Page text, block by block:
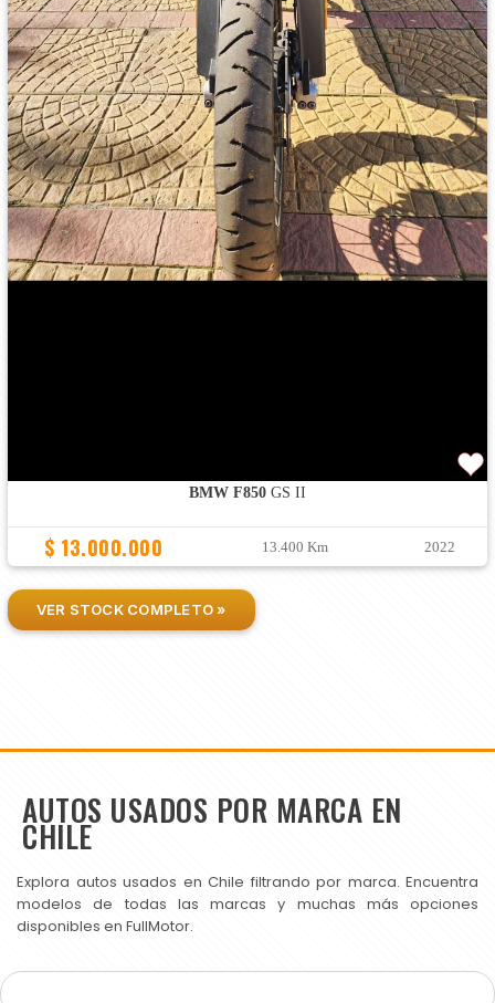
BMW F850GS II
$ 13.000.000 13.400 Km 2022
VER STOCK COMPLETO »
AUTOS USADOS POR MARCA EN
CHILE
Explora autos usados en Chile filtrando por marca. Encuentra
modelos de todas las marcas y muchas más opciones
disponibles en FullMotor.